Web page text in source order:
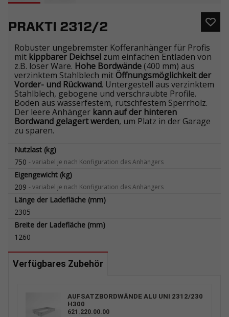
PRAKTI 2312/2
Robuster ungebremster Kofferanhänger für Profis
mit kippbarer Deichsel zum einfachen Entladen von
z.B. loser Ware. Hohe Bordwände (400 mm) aus
verzinktem Stahlblech mit Öffnungsmöglichkeit der
Vorder- und Rückwand. Untergestell aus verzinktem
Stahlblech, gebogene und verschraubte Profile.
Boden aus wasserfestem, rutschfestem Sperrholz.
Der leere Anhänger kann auf der hinteren
Bordwand gelagert werden, um Platz in der Garage
zu sparen.
Nutzlast (kg)
750 - variabel je nach Konfiguration des Anhängers
Eigengewicht (kg)
209 - variabel je nach Konfiguration des Anhängers
Länge der Ladefläche (mm)
2305
Breite der Ladefläche (mm)
1260
Verfügbares Zubehör
AUFSATZBORDWÄNDE ALU UNI 2312/230
H300
621.220.00.00